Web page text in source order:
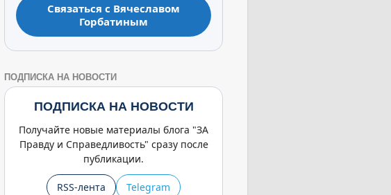
Связаться с Вячеславом
Горбатиным
ПОДПИСКА НА НОВОСТИ
ПОДПИСКА НА НОВОСТИ
Получайте новые материалы блога "ЗА
Правду и Справедливость" сразу после
публикации.
RSS-лента Telegram